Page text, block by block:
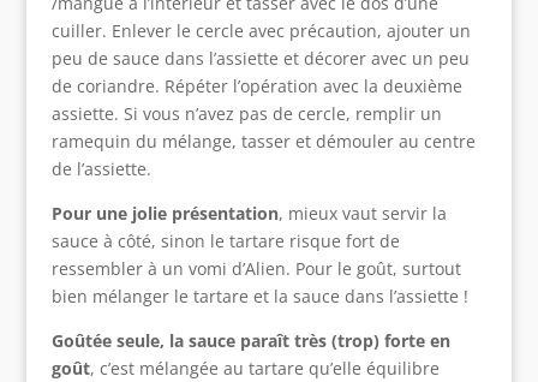
cuiller. Enlever le cercle avec précaution, ajouter un
peu de sauce dans l’assiette et décorer avec un peu
de coriandre. Répéter l’opération avec la deuxième
assiette. Si vous n’avez pas de cercle, remplir un
ramequin du mélange, tasser et démouler au centre
de l’assiette.
Pour une jolie présentation, mieux vaut servir la
sauce à côté, sinon le tartare risque fort de
ressembler à un vomi d’Alien. Pour le goût, surtout
bien mélanger le tartare et la sauce dans l’assiette !
Goûtée seule, la sauce paraît très (trop) forte en
goût, c’est mélangée au tartare qu’elle équilibre